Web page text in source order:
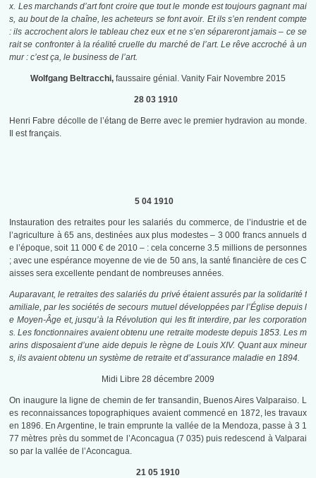
x. Les marchands d’art font croire que tout le monde est toujours gagnant mai
s, au bout de la chaîne, les acheteurs se font avoir. Et ils s’en rendent compte
: ils accrochent alors le tableau chez eux et ne s’en sépareront jamais – ce se
rait se confronter à la réalité cruelle du marché de l’art. Le rêve accroché à un
mur : c’est ça, le business de l’art.
Wolfgang Beltracchi, faussaire génial. Vanity Fair Novembre 2015
28 03 1910
Henri Fabre décolle de l’étang de Berre avec le premier hydravion au monde.
Il est français.
5 04 1910
Instauration des retraites pour les salariés du commerce, de l’industrie et de
l’agriculture à 65 ans, destinées aux plus modestes – 3 000 francs annuels d
e l’époque, soit 11 000 € de 2010 – : cela concerne 3.5 millions de personnes
; avec une espérance moyenne de vie de 50 ans, la santé financière de ces C
aisses sera excellente pendant de nombreuses années.
Auparavant, le retraites des salariés du privé étaient assurés par la solidarité f
amiliale, par les sociétés de secours mutuel développées par l’Église depuis l
e Moyen-Âge et, jusqu’à la Révolution qui les fit interdire, par les corporation
s. Les fonctionnaires avaient obtenu une retraite modeste depuis 1853. Les m
arins disposaient d’une aide depuis le règne de Louis XIV. Quant aux mineur
s, ils avaient obtenu un système de retraite et d’assurance maladie en 1894.
Midi Libre 28 décembre 2009
On inaugure la ligne de chemin de fer transandin, Buenos Aires Valparaiso. L
es reconnaissances topographiques avaient commencé en 1872, les travaux
en 1896. En Argentine, le train emprunte la vallée de la Mendoza, passe à 3 1
77 mètres près du sommet de l’Aconcagua (7 035) puis redescend à Valparai
so par la vallée de l’Aconcagua.
21 05 1910